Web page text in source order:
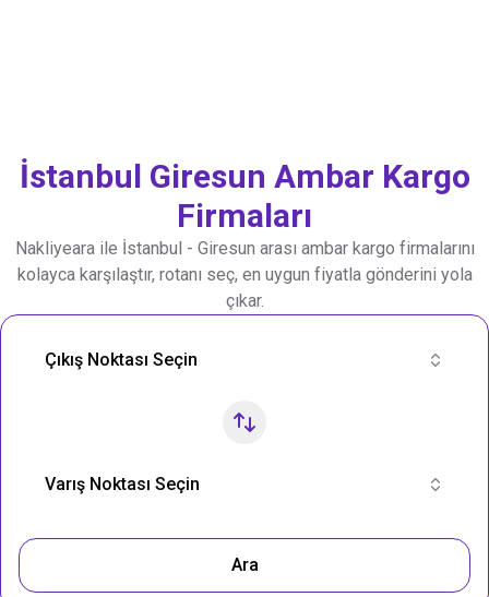
İstanbul Giresun Ambar Kargo
Firmaları
Nakliyeara ile İstanbul - Giresun arası ambar kargo firmalarını
kolayca karşılaştır, rotanı seç, en uygun fiyatla gönderini yola
çıkar.
Nakliye Rotası Ara
Çıkış Noktası Seçin
Varış Noktası Seçin
Ara